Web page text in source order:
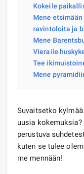
Kokeile
Mene
ravintoloita ja
Mene
Vieraile
Tee
Mene
Suvaitsetko
uusia
perustuva
kuten se tulee
me mennään!